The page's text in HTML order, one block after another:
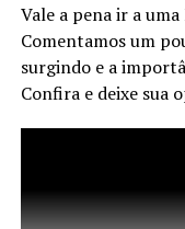
Vale a pena ir a
Comentamos um
surgindo e a
Confira e deixe sua